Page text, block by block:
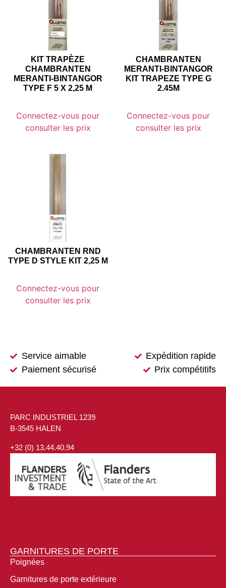
KIT TRAPÈZE
CHAMBRANTEN
MERANTI-BINTANGOR
TYPE F 5 X 2,25 M
Connectez-vous pour
consulter les prix
CHAMBRANTEN
MERANTI-BINTANGOR
KIT TRAPEZE TYPE G
2.45M
Connectez-vous pour
consulter les prix
CHAMBRANTEN RND
TYPE D STYLE KIT 2,25 M
Connectez-vous pour
consulter les prix
Service aimable
Expédition rapide
Paiement sécurisé
Prix compétitifs
PARC INDUSTRIEL 1239
B-3545 HALEN
+32 (0) 13.44.40.94
GARNITURES DE PORTE
Poignées
Garnitures de porte extérieure